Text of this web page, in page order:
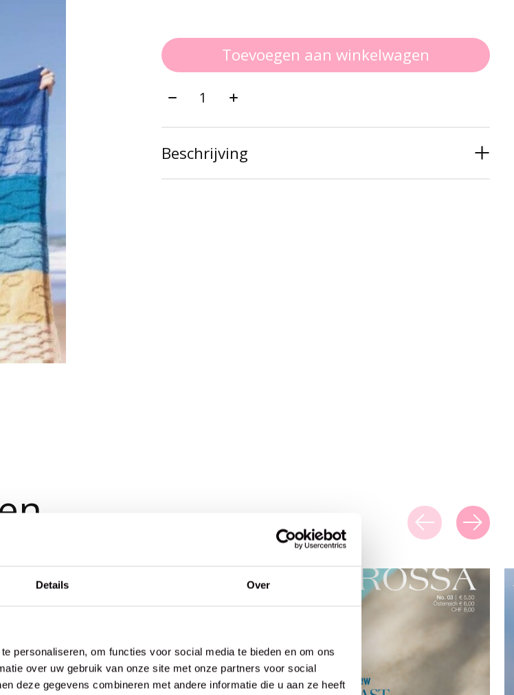
Details Over
personaliseren, om functies voor social media te bieden en om ons
over uw gebruik van onze site met onze partners voor social
deze gegevens combineren met andere informatie die u aan ze heeft
Toevoegen aan winkelwagen
Aantal:
Beschrijving